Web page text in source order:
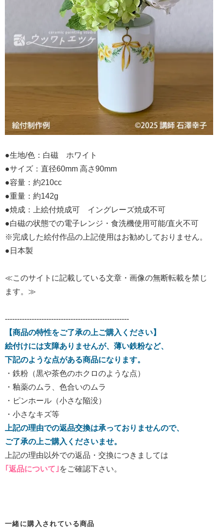
●生地/色：白磁 ホワイト
●サイズ：直径60mm 高さ90mm
●容量：約210cc
●重量：約142g
●焼成：上絵付焼成可 イングレーズ焼成不可
●白磁の状態での電子レンジ・食洗機使用可能/直火不可
※完成した絵付作品の上記使用はお勧めしておりません。
●日本製
≪このサイトに記載している文章・画像の無断転載を禁じ
ます。≫
---------------------------------------------------
【商品の特性をご了承の上ご購入ください】
絵付けには支障ありませんが、薄い鉄粉など、
下記のような点がある商品になります。
・鉄粉（黒や茶色のホクロのような点）
・釉薬のムラ、色合いのムラ
・ピンホール（小さな陥没）
・小さなキズ等
上記の理由での返品交換は承っておりませんので、
ご了承の上ご購入くださいませ。
上記の理由以外での返品・交換につきましては
｢返品について｣ をご確認下さい。
一緒に購入されている商品